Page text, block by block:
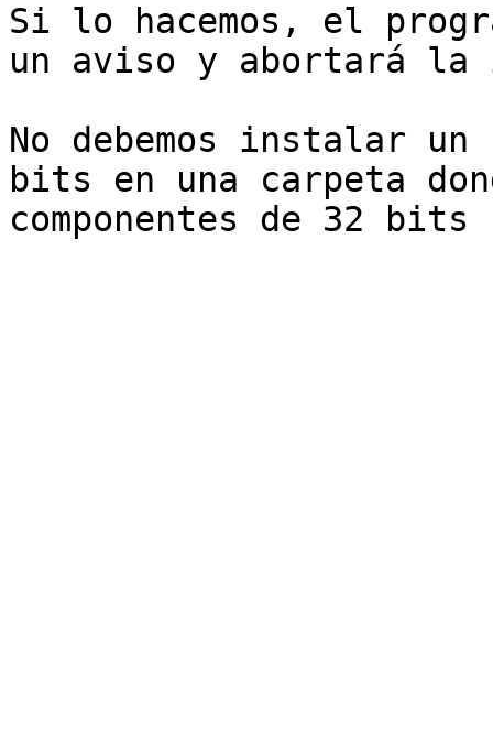
Si lo hacemos, el
un aviso y abortará
No debemos instalar un
bits en una carpeta